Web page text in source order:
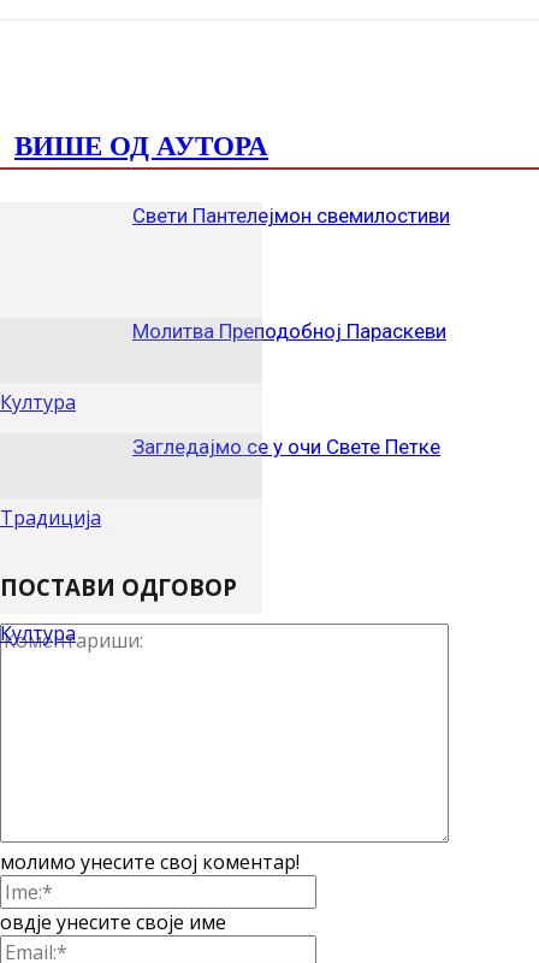
ВИШЕ ОД АУТОРА
Култура
Свети Пантелејмон свемилостиви
Традиција
Молитва Преподобној Параскеви
Култура
Загледајмо се у очи Свете Петке
ПОСТАВИ ОДГОВОР
молимо унесите свој коментар!
овдје унесите своје име